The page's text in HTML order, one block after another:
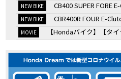
NEW BIKE CB400 SUPER FORE
NEW BIKE CBR400R FOUR E-
MOVIE 【Hondaバイク】【タイヤ交換】鈍感な私
EVENT KOOD クロモリアクスルシ
MOVIE 【三重→香川】このバイク、なんだと思いま